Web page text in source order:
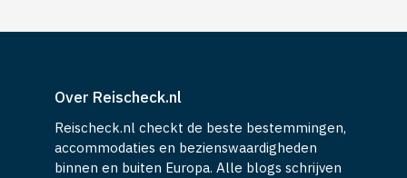
Over Reischeck.nl
Reischeck.nl checkt de beste bestemmingen,
accommodaties en bezienswaardigheden
binnen en buiten Europa. Alle blogs schrijven